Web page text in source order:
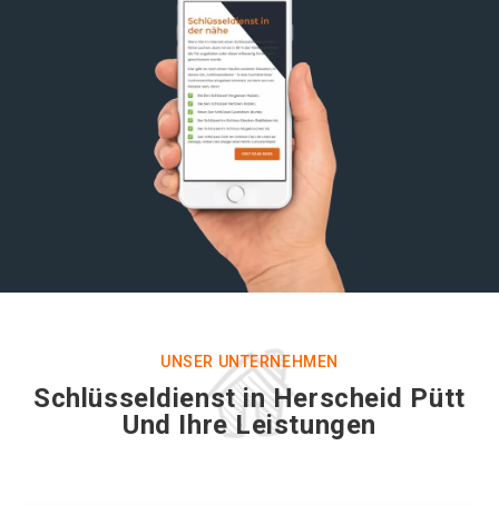
UNSER UNTERNEHMEN
Schlüsseldienst in Herscheid Pütt
Und Ihre Leistungen